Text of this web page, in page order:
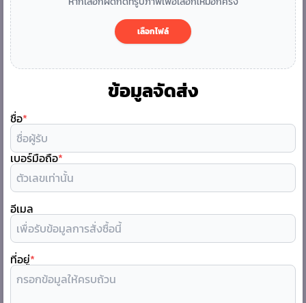
เลือกไฟล์
ข้อมูลจัดส่ง
ชื่อ*
เบอร์มือถือ*
อีเมล
ที่อยู่*